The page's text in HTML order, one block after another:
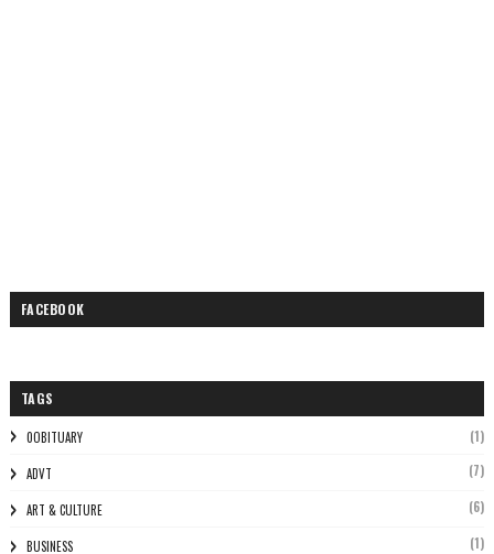
FACEBOOK
TAGS
0OBITUARY (1)
ADVT (7)
ART & CULTURE (6)
BUSINESS (1)